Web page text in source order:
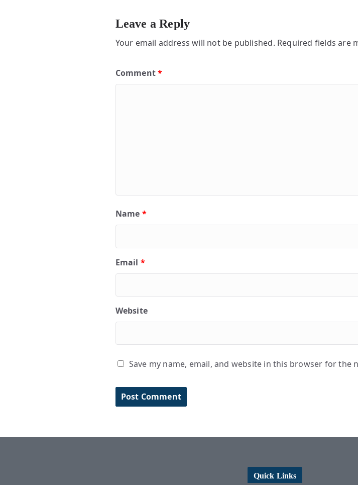
Leave a Reply
Your email address will not be published. Required fields are
Comment*
Name *
Email *
Website
Save my name, email, and website in this browser for the
Quick Links